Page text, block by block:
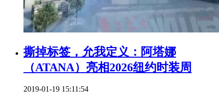
撕掉标签，允我定义：阿塔娜
（ATANA）亮相2026纽约时装周
2019-01-19 15:11:54